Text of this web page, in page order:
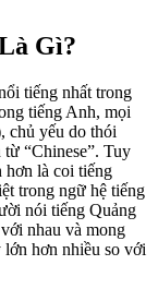
Gì?
tiếng nhất trong
tiếng Anh, mọi
chủ yếu do thói
“Chinese”. Tuy
hơn là coi tiếng
trong ngữ hệ tiếng
nói tiếng Quảng
nhau và mong
lớn hơn nhiều so với